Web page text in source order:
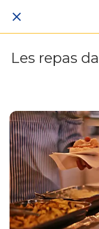
Les repas